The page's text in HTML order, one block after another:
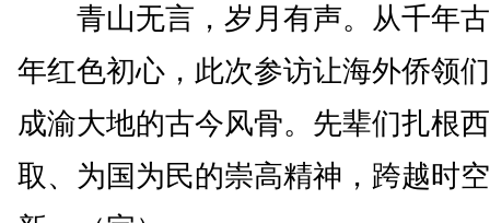
青山无言，岁月有声。从千年古
年红色初心，此次参访让海外侨领
成渝大地的古今风骨。先辈们扎根
取、为国为民的崇高精神，跨越时